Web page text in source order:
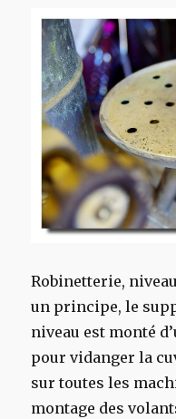
Robinetterie,
un principe, le
niveau est monté
pour vidanger la
sur toutes les
montage des